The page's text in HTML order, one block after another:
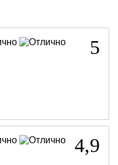
5
4,9